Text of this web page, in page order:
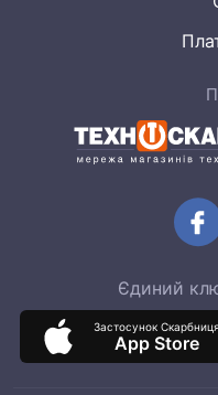
Єдиний
Застосунок Скарбниця
App Store